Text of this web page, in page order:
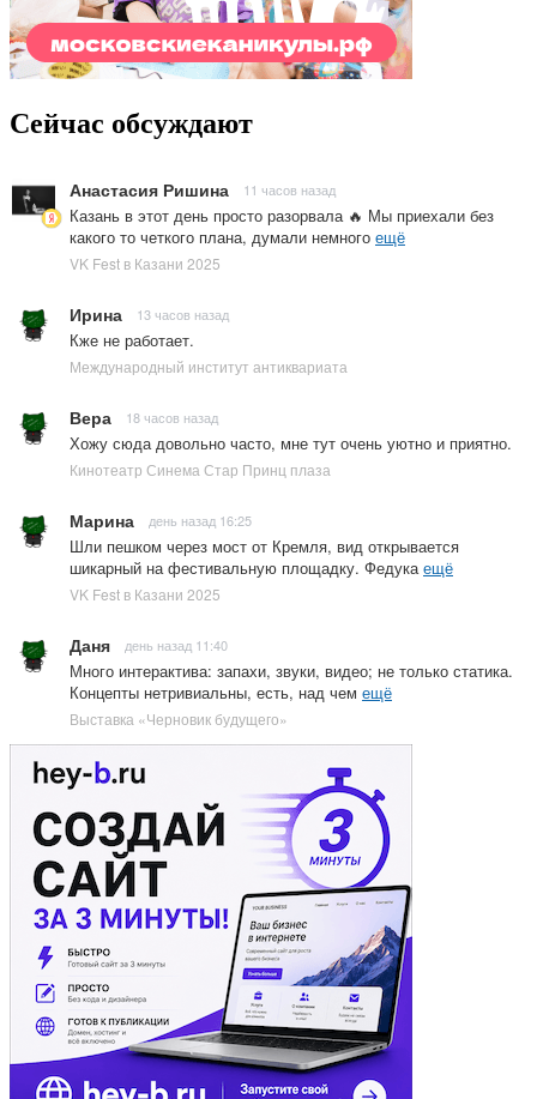
Сейчас обсуждают
Анастасия Ришина 11 часов назад
Казань в этот день просто разорвала 🔥 Мы приехали без
какого то четкого плана, думали немного ещё
VK Fest в Казани 2025
Ирина 13 часов назад
Кже не работает.
Международный институт антиквариата
Вера 18 часов назад
Хожу сюда довольно часто, мне тут очень уютно и приятно.
Кинотеатр Синема Стар Принц плаза
Марина день назад 16:25
Шли пешком через мост от Кремля, вид открывается
шикарный на фестивальную площадку. Федука ещё
VK Fest в Казани 2025
Даня день назад 11:40
Много интерактива: запахи, звуки, видео; не только статика.
Концепты нетривиальны, есть, над чем ещё
Выставка «Черновик будущего»